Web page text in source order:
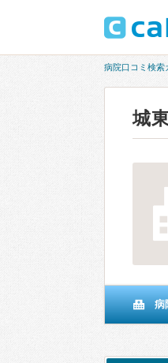
病院口コミ検索
城
病